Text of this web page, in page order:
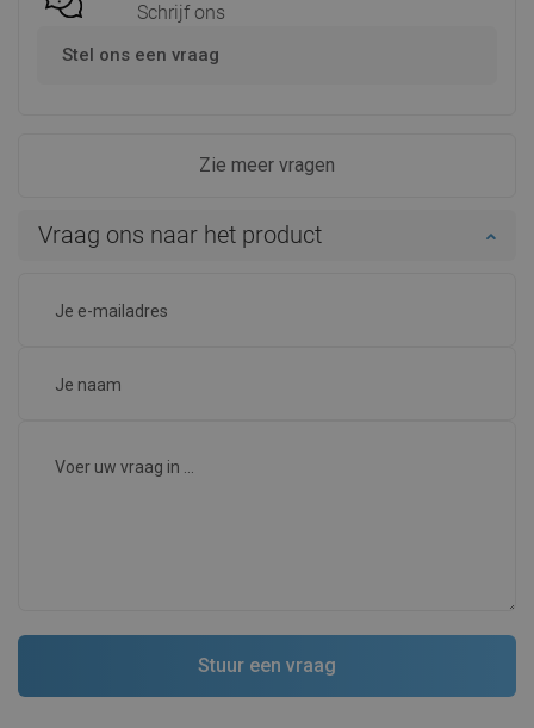
Schrijf ons
Stel ons een vraag
Zie meer vragen
Vraag ons naar het product